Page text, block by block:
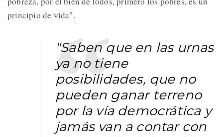
principio de vida".
"Saben que en las urnas
ya no tiene
posibilidades, que no
pueden ganar terreno
por la vía democrática y
jamás van a contar con